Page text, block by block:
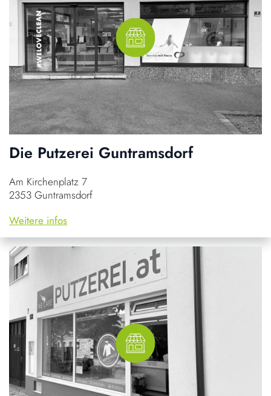
Die Putzerei Guntramsdorf
Am Kirchenplatz 7
2353 Guntramsdorf
Weitere infos